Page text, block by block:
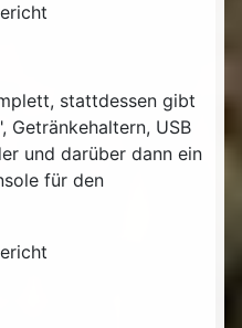
stattdessen gibt
Getränkehaltern, USB
und darüber dann ein
für den